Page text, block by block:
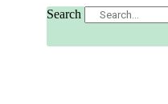
Search